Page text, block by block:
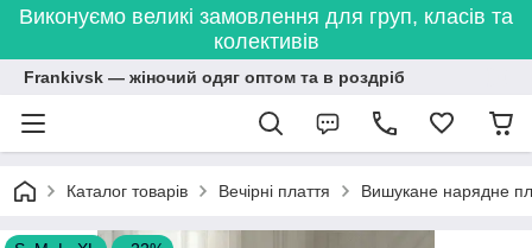
Виконуємо великі замовлення для груп, класів та
колективів
Frankivsk — жіночий одяг оптом та в роздріб
Каталог товарів Вечірні плаття Вишукане нарядне